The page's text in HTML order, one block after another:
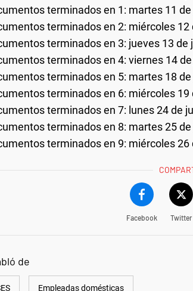
terminados en 1: martes 11
terminados en 2: miércoles 12
terminados en 3: jueves 13 de
terminados en 4: viernes 14
terminados en 5: martes 18
terminados en 6: miércoles 19
terminados en 7: lunes 24 de
terminados en 8: martes 25
terminados en 9: miércoles 26
Facebook Twitter
de
Empleadas domésticas